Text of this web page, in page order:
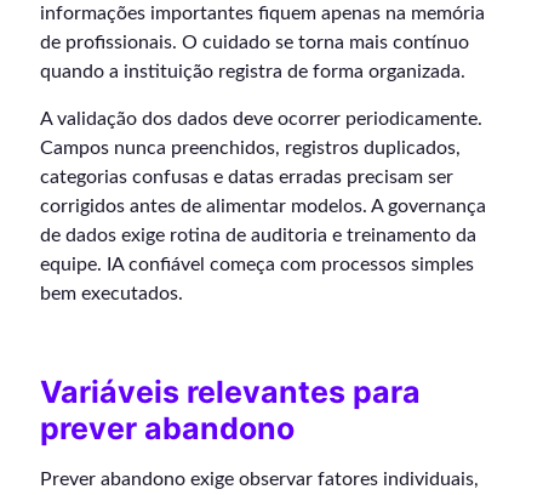
informações importantes fiquem apenas na memória
de profissionais. O cuidado se torna mais contínuo
quando a instituição registra de forma organizada.
A validação dos dados deve ocorrer periodicamente.
Campos nunca preenchidos, registros duplicados,
categorias confusas e datas erradas precisam ser
corrigidos antes de alimentar modelos. A governança
de dados exige rotina de auditoria e treinamento da
equipe. IA confiável começa com processos simples
bem executados.
Variáveis relevantes para
prever abandono
Prever abandono exige observar fatores individuais,